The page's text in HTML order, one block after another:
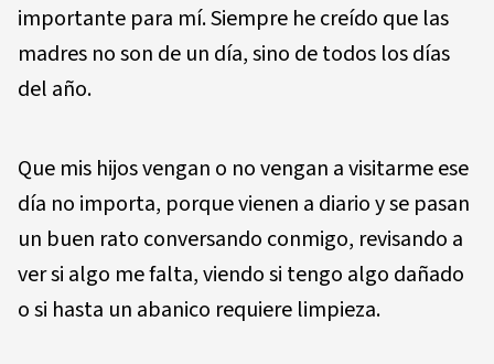
importante para mí. Siempre he creído que las
madres no son de un día, sino de todos los días
del año.
Que mis hijos vengan o no vengan a visitarme ese
día no importa, porque vienen a diario y se pasan
un buen rato conversando conmigo, revisando a
ver si algo me falta, viendo si tengo algo dañado
o si hasta un abanico requiere limpieza.